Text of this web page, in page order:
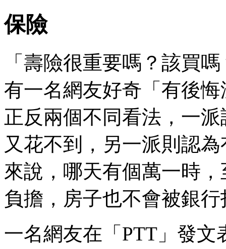
保險
「壽險很重要嗎？該買
有一名網友好奇「有後
正反兩個不同看法，一
又花不到，另一派則認
來說，哪天有個萬一時
負擔，房子也不會被銀
一名網友在「PTT」發